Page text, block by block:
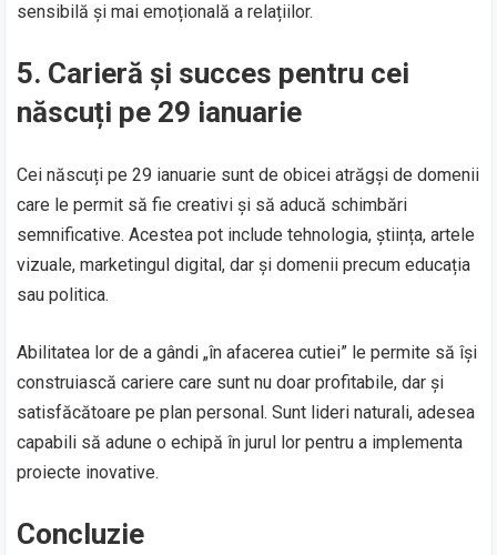
sensibilă și mai emoțională a relațiilor.
5. Carieră și succes pentru cei
născuți pe 29 ianuarie
Cei născuți pe 29 ianuarie sunt de obicei atrăgși de domenii
care le permit să fie creativi și să aducă schimbări
semnificative. Acestea pot include tehnologia, știința, artele
vizuale, marketingul digital, dar și domenii precum educația
sau politica.
Abilitatea lor de a gândi „în afacerea cutiei” le permite să își
construiască cariere care sunt nu doar profitabile, dar și
satisfăcătoare pe plan personal. Sunt lideri naturali, adesea
capabili să adune o echipă în jurul lor pentru a implementa
proiecte inovative.
Concluzie